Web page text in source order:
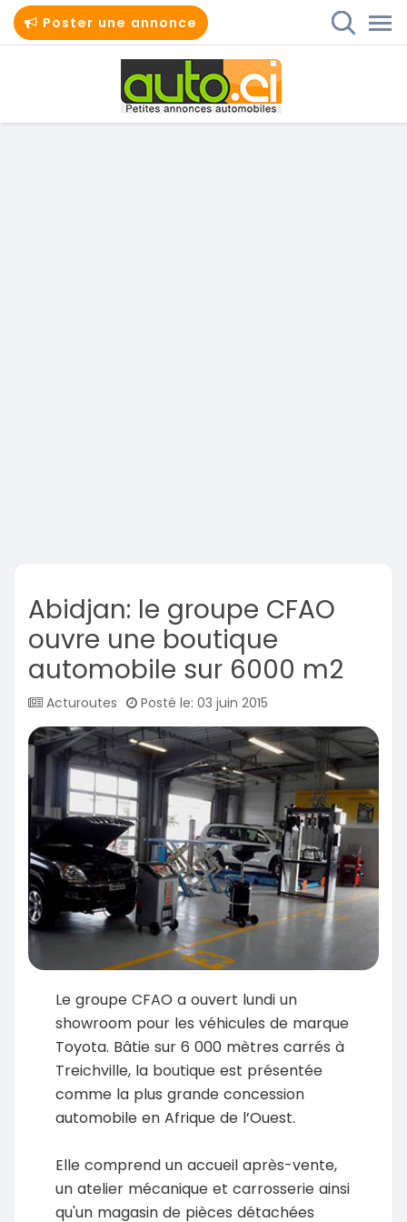
Poster une annonce
Abidjan: le groupe CFAO
ouvre une boutique
automobile sur 6000 m2
Acturoutes Posté le: 03 juin 2015
Le groupe CFAO a ouvert lundi un
showroom pour les véhicules de marque
Toyota. Bâtie sur 6 000 mètres carrés à
Treichville, la boutique est présentée
comme la plus grande concession
automobile en Afrique de l’Ouest.
Elle comprend un accueil après-vente,
un atelier mécanique et carrosserie ainsi
qu'un magasin de pièces détachées